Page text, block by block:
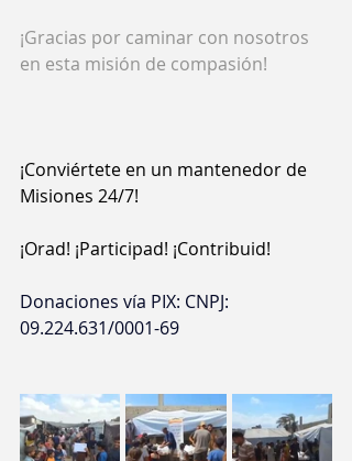
¡Gracias por caminar con nosotros
en esta misión de compasión!
¡Conviértete en un mantenedor de
Misiones 24/7!
¡Orad! ¡Participad! ¡Contribuid!
Donaciones vía PIX: CNPJ:
09.224.631/0001-69